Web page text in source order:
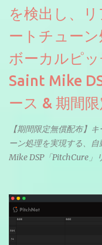
を検出し、
ートチュー
ボーカルピ
Saint Mike
ース & 期間
【期間限定無償配布】
ーン処理を実現する、
Mike DSP「PitchCure」